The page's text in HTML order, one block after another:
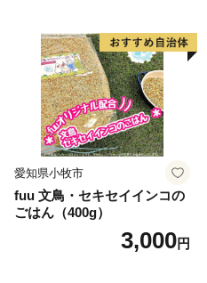
愛知県小牧市
fuu 文鳥・セキセイインコの
ごはん（400g）
3,000円